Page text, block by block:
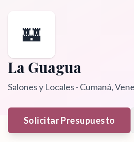
🏰
La Guagua
Salones y Locales · Cumaná,
Solicitar Presupuesto